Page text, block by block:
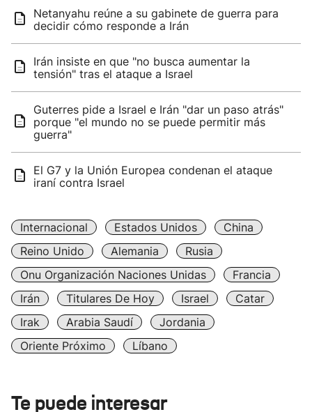
Netanyahu reúne a su gabinete de guerra para
decidir cómo responde a Irán
Irán insiste en que "no busca aumentar la
tensión" tras el ataque a Israel
Guterres pide a Israel e Irán "dar un paso atrás"
porque "el mundo no se puede permitir más
guerra"
El G7 y la Unión Europea condenan el ataque
iraní contra Israel
Internacional Estados Unidos
China
Reino Unido
Alemania
Rusia
Onu Organización Naciones Unidas
Francia
Irán
Titulares De Hoy Israel
Catar
Irak
Arabia Saudí
Jordania
Oriente Próximo
Líbano
Te puede interesar